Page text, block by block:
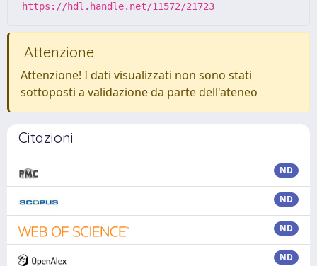
https://hdl.handle.net/11572/21723
Attenzione
Attenzione! I dati visualizzati non sono stati
sottoposti a validazione da parte dell'ateneo
Citazioni
ND
ND
ND
ND